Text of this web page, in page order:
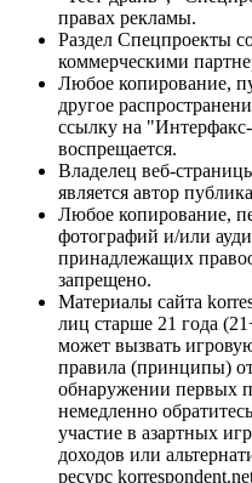
правах рекламы.
Раздел Спецпроекты
коммерческими
Любое копирование,
другое
ссылку на
воспрещается.
Владелец веб-
является автор
Любое копирование,
фотографий и/или
принадлежащих
запрещено.
Материалы сайта
лиц старше 21 года
может вызвать
правила (принципы)
обнаружении первых
немедленно
участие в азартных
доходов или
ресурс